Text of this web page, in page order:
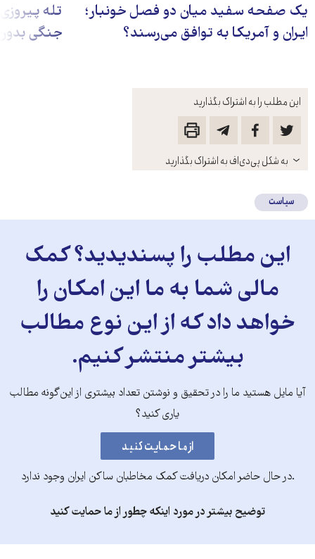
این مطلب را به اشتراک بگذارید
باز
کنید
به شکل پی‌دی‌اف به اشتراک بگذارید
یک صفحه سفید میان دو فصل خونبار؛
ایران و آمریکا به توافق می‌رسند؟
تله
جنگی
سیاست
این مطلب را پسندیدید؟ کمک
مالی شما به ما این امکان را
خواهد داد که از این نوع مطالب
بیشتر منتشر کنیم.
آیا مایل هستید ما را در تحقیق و نوشتن تعداد بیشتری از این‌گونه مطالب
یاری کنید؟
.در حال حاضر امکان دریافت کمک مخاطبان ساکن ایران وجود ندارد
توضیح بیشتر در مورد اینکه چطور از ما حمایت کنید